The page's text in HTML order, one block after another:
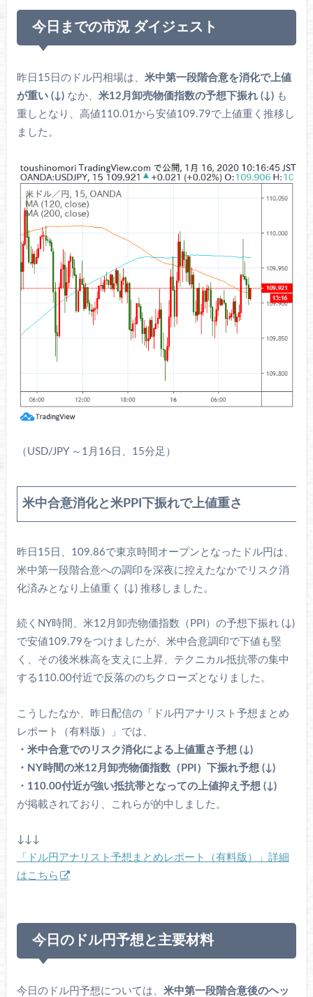
今日までの市況 ダイジェスト
昨日15日のドル円相場は、 米中第一段階合意を消化で上値
が重い (↓) なか、 米12月卸売物価指数の予想下振れ (↓) も
重しとなり、高値110.01から安値109.79で上値重く推移し
ました。
（USD/JPY ～1月16日、15分足）
米中合意消化と米PPI下振れで上値重さ
昨日15日、109.86で東京時間オープンとなったドル円は、
米中第一段階合意への調印を深夜に控えたなかでリスク消
化済みとなり上値重く (↓) 推移しました。
続くNY時間、米12月卸売物価指数（PPI）の予想下振れ (↓)
で安値109.79をつけましたが、米中合意調印で下値も堅
く、その後米株高を支えに上昇、テクニカル抵抗帯の集中
する110.00付近で反落ののちクローズとなりました。
こうしたなか、昨日配信の「ドル円アナリスト予想まとめ
レポート（有料版）」では、
・米中合意でのリスク消化による上値重さ予想 (↓)
・NY時間の米12月卸売物価指数（PPI）下振れ予想 (↓)
・110.00付近が強い抵抗帯となっての上値抑え予想 (↓)
が掲載されており、これらが的中しました。
↓↓↓
「ドル円アナリスト予想まとめレポート（有料版）」詳細
はこちら
今日のドル円予想と主要材料
今日のドル円予想については、 米中第一段階合意後のヘッ